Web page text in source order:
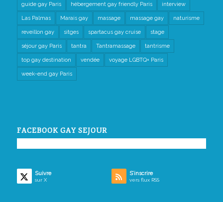
guide gay Paris hébergement gay friendly Paris interview
Las Palmas Marais gay massage massage gay naturisme
reveillon gay sitges spartacus gay cruise stage
séjour gay Paris tantra Tantramassage tantrisme
top gay destination vendée voyage LGBTQ+ Paris
week-end gay Paris
FACEBOOK GAY SEJOUR
Suivre
sur X
S’inscrire
vers flux RSS